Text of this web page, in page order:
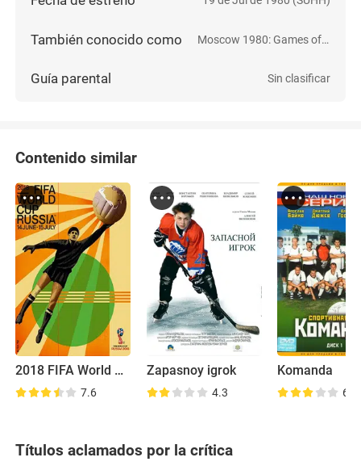
También conocido como Moscow 1980: Games of the XXII Olympiad
Guía parental Sin clasificar
Contenido similar
2018 FIFA World Cup Russia
7.6
Zapasnoy igrok
4.3
Komanda
6.0
Títulos aclamados por la crítica